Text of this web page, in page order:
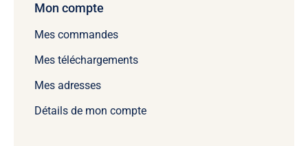
Mon compte
Mes commandes
Mes téléchargements
Mes adresses
Détails de mon compte